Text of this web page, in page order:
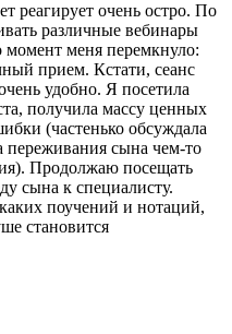
реагирует очень остро. По
различные вебинары
момент меня перемкнуло:
прием. Кстати, сеанс
удобно. Я посетила
получила массу ценных
(частенько обсуждала
переживания сына чем-то
Продолжаю посещать
сына к специалисту.
поучений и нотаций,
становится